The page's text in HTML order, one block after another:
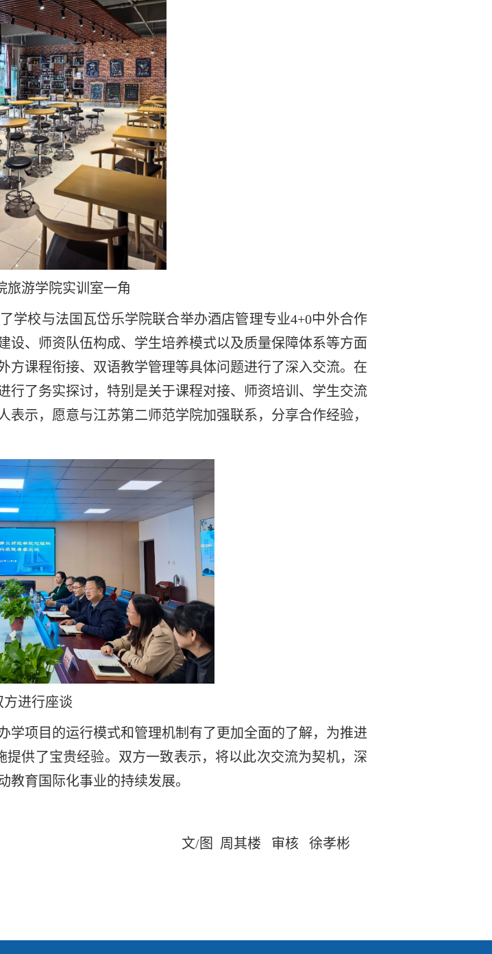
旅游学院实训室一角
学校与法国瓦岱乐学院联合举办酒店管理专业4+0中外合作
设、师资队伍构成、学生培养模式以及质量保障体系等方面
课程衔接、双语教学管理等具体问题进行了深入交流。 在
行了务实探讨，特别是关于课程对接、师资培训、学生交流
示，愿意与江苏第二师范学院加强联系，分享合作经验，
方进行座谈
学项目的运行模式和管理机制有了更加全面的了解，为推进
提供了宝贵经验。双方一致表示，将以此次交流为契机，深
育国际化事业的持续发展。
文/图 周其楼 审核 徐孝彬